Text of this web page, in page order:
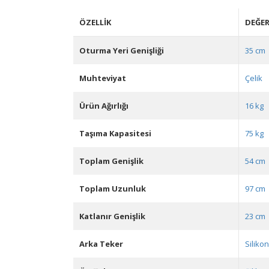
ÖZELLIK DEĞER
Oturma Yeri Genişliği 35 cm
Muhteviyat Çelik
Ürün Ağırlığı 16 kg
Taşıma Kapasitesi 75 kg
Toplam Genişlik 54 cm
Toplam Uzunluk 97 cm
Katlanır Genişlik 23 cm
Arka Teker